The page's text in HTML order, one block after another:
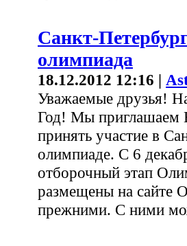
Санкт-
олимпиада
18.12.2012 12:16 |
Уважаемые друзья!
Год! Мы приглашаем
принять участие в
олимпиаде. С 6
отборочный этап
размещены на сайте
прежними. С ними